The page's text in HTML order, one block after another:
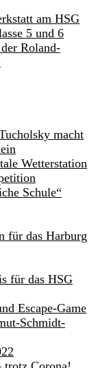
am HSG
5 und 6
Roland-
macht
Wetterstation
Schule“
für das Harburg
für das HSG
Escape-Game
Schmidt-